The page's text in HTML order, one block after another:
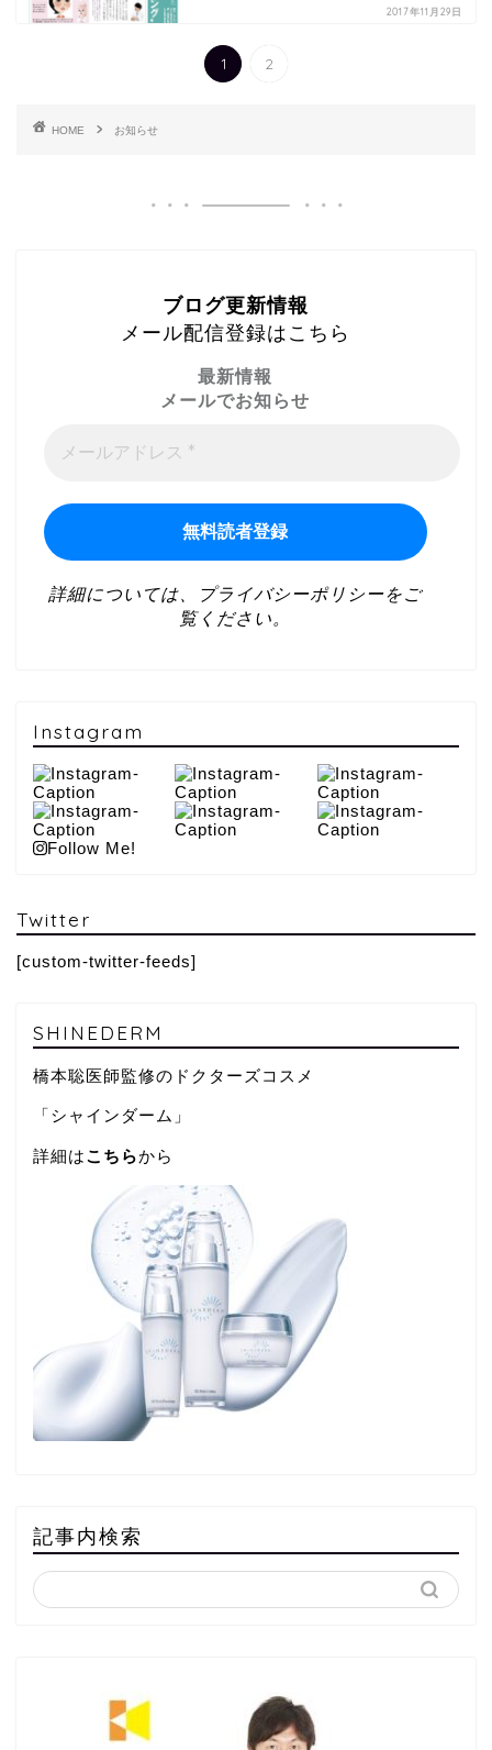
2017年11月29日
1 2
HOME お知らせ
ブログ更新情報
メール配信登録はこちら
最新情報
メールでお知らせ
詳細については、 プライバシーポリシーをご
覧ください。
Instagram
Follow Me!
Twitter
[custom-twitter-feeds]
SHINEDERM
橋本聡医師監修のドクターズコスメ
「シャインダーム」
詳細はこちらから
記事内検索